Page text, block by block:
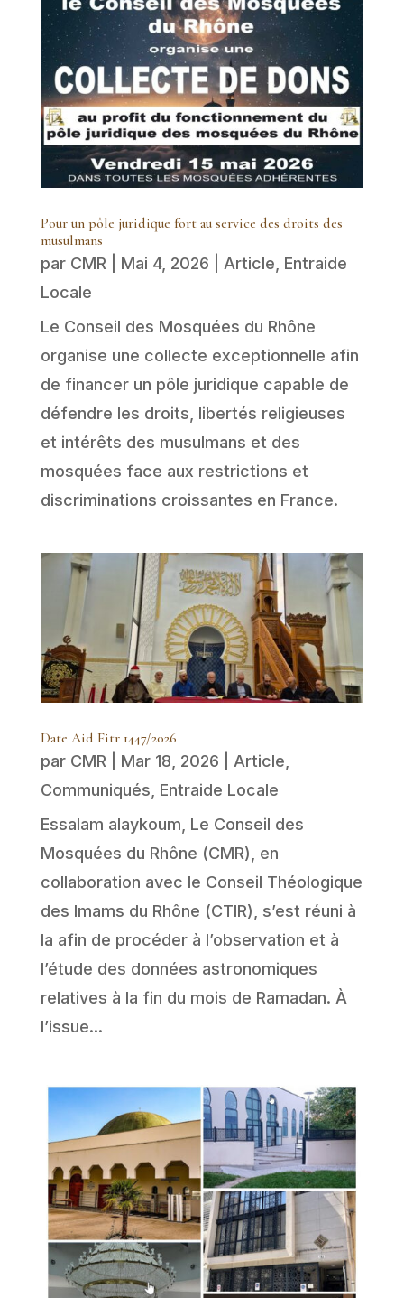
Pour un pôle juridique fort au service des droits des
musulmans
par CMR| Mai 4, 2026 Article, Entraide
Locale
Le Conseil des Mosquées du Rhône
organise une collecte exceptionnelle afin
de financer un pôle juridique capable de
défendre les droits, libertés religieuses
et intérêts des musulmans et des
mosquées face aux restrictions et
discriminations croissantes en France.
Date Aid Fitr 1447/2026
par CMR Mar 18, 2026 Article
Communiqués Entraide Locale
Essalam alaykoum, Le Conseil des
Mosquées du Rhône (CMR), en
collaboration avec le Conseil Théologique
des Imams du Rhône (CTIR), s’est réuni à
la afin de procéder à l’observation et à
l’étude des données astronomiques
relatives à la fin du mois de Ramadan. À
l’issue...